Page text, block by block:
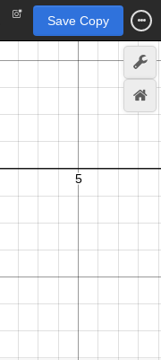
Save Copy